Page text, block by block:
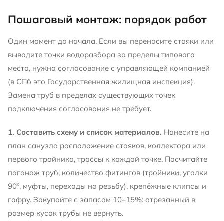
Пошаговый монтаж: порядок работ
Один момент до начала. Если вы переносите стояки или
выводите точки водоразбора за пределы типового
места, нужно согласование с управляющей компанией
(в СПб это Государственная жилищная инспекция).
Замена труб в пределах существующих точек
подключения согласования не требует.
1. Составить схему и список материалов. Нанесите на
план санузла расположение стояков, коллектора или
первого тройника, трассы к каждой точке. Посчитайте
погонаж труб, количество фитингов (тройники, уголки
90°, муфты, переходы на резьбу), крепёжные клипсы и
гофру. Закупайте с запасом 10–15%: отрезанный в
размер кусок трубы не вернуть.